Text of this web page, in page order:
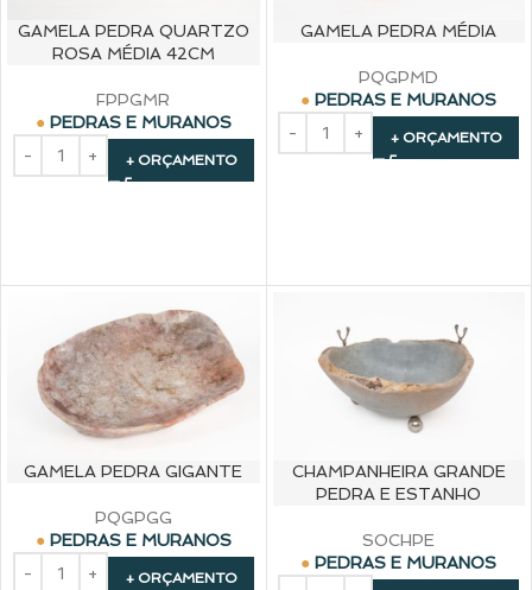
GAMELA PEDRA QUARTZO
ROSA MÉDIA 42CM
FPPGMR
PEDRAS E MURANOS
+ ORÇAMENTO
GAMELA PEDRA MÉDIA
PQGPMD
PEDRAS E MURANOS
+ ORÇAMENTO
GAMELA PEDRA GIGANTE
PQGPGG
PEDRAS E MURANOS
+ ORÇAMENTO
CHAMPANHEIRA GRANDE
PEDRA E ESTANHO
SOCHPE
PEDRAS E MURANOS